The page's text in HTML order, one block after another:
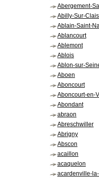
Abergement-
Abilly-Sur-
Ablain-Saint-
Ablancourt
Ablemont
Ablois
Ablon-sur-
Aboen
Aboncourt
Aboncourt-en-
Abondant
abraon
Abreschwiller
Abrigny
Abscon
acaillon
acaquelon
acardenville-